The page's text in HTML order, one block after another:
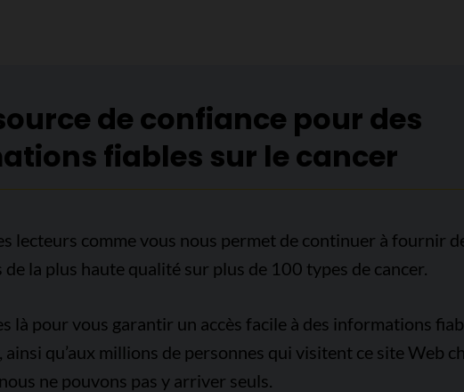
de confiance pour des
fiables sur le cancer
lecteurs comme vous nous permet de continuer à fournir
la plus haute qualité sur plus de 100 types de cancer.
là pour vous garantir un accès facile à des informations
ainsi qu’aux millions de personnes qui visitent ce site Web
ne pouvons pas y arriver seuls.